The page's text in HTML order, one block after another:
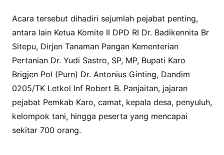
Acara tersebut dihadiri sejumlah pejabat penting,
antara lain Ketua Komite II DPD RI Dr. Badikennita Br
Sitepu, Dirjen Tanaman Pangan Kementerian
Pertanian Dr. Yudi Sastro, SP, MP, Bupati Karo
Brigjen Pol (Purn) Dr. Antonius Ginting, Dandim
0205/TK Letkol Inf Robert B. Panjaitan, jajaran
pejabat Pemkab Karo, camat, kepala desa, penyuluh,
kelompok tani, hingga peserta yang mencapai
sekitar 700 orang.